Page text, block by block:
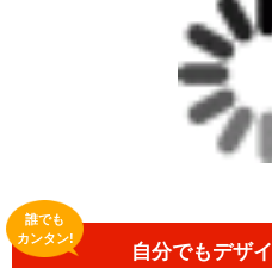
小説 [弛まぬ言霊] <挿画:スケ
-挿画デザイン画集&グッズカタ
＜著者/小説:作詞:挿画作成＞
凛々風 猛-リリカゼタケル
https://amzn.asia/d/0dgbLm4e
<デザイン画集&グッズカタロ
＿＿＿＿＿＿＿＿＿＿＿＿＿
自分でもデザ
誰でも
カンタン!